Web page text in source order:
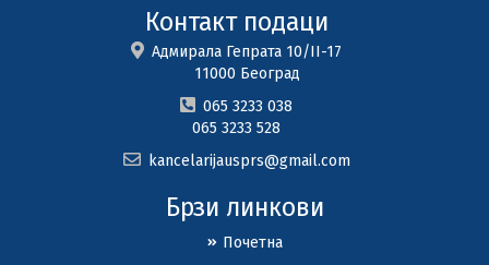
Контакт подаци
Адмирала Гепрата 10/II-17
11000 Београд
065 3233 038
065 3233 528
kancelarijausprs@gmail.com
Брзи линкови
Почетна